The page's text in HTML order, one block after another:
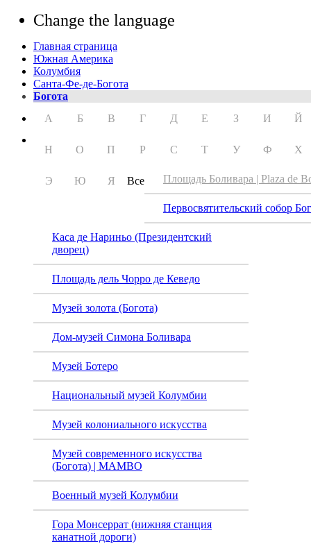
Change the language
Главная страница
Южная Америка
Колумбия
Санта-Фе-де-Богота
Богота
А
Б В Г Д Е З И Й
Н О П Р С Т У Ф Х
Э Ю Я Все Площадь Боливара | Plaza de
Первосвятительский собор
Каса де Нариньо (Президентский
дворец)
Площадь дель Чорро де Кеведо
Музей золота (Богота)
Дом-музей Симона Боливара
Музей Ботеро
Национальный музей Колумбии
Музей колониального искусства
Музей современного искусства
(Богота) | MAMBO
Военный музей Колумбии
Гора Монсеррат (нижняя станция
канатной дороги)